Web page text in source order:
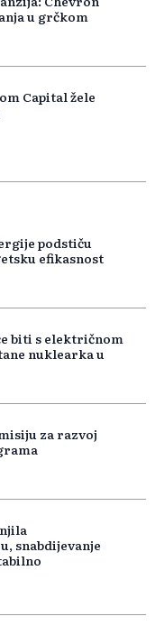
u grčkom
Capital žele
podstiču
efikasnost
biti s električnom
nuklearka u
za razvoj
snabdijevanje